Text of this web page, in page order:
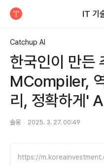
IT 기
Catchup AI
한국인이 만든
MCompiler,
리, 정확하게'
솔웅 2025. 3. 27. 00:49
https://